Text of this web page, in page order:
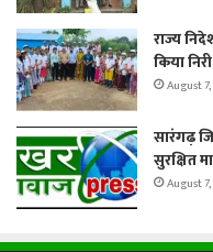
राज्य
किया
August
सारंगढ़
सुरक्षित
August